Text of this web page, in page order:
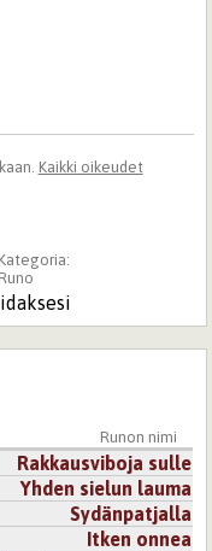
Kaikki oikeudet
Kategoria:
Runo
Runon nimi
Rakkausviboja sulle
Yhden sielun lauma
Sydänpatjalla
Itken onnea